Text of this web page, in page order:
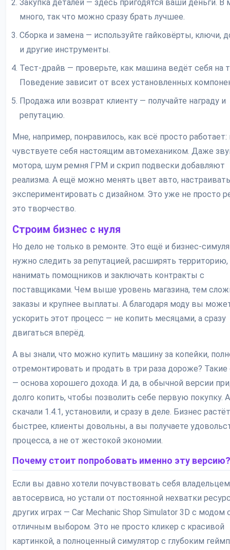
Закупка деталей — здесь пригодятся ваши деньги. В
много, так что можно сразу брать лучшее.
Сборка и замена — используйте гайковёрты, ключи,
и другие инструменты.
Тест-драйв — проверьте, как машина ведёт себя на
Поведение зависит от всех установленных
Продажа или возврат клиенту — получайте награду и
репутацию.
Мне, например, понравилось, как всё просто
чувствуете себя настоящим автомехаником. Даже
мотора, шум ремня ГРМ и скрип подвески добавляют
реализма. А ещё можно менять цвет авто,
экспериментировать с дизайном. Это уже не просто
это творчество.
Строим бизнес с нуля
Но дело не только в ремонте. Это ещё и бизнес-
нужно следить за репутацией, расширять территорию,
нанимать помощников и заключать контракты с
поставщиками. Чем выше уровень магазина, тем
заказы и крупнее выплаты. А благодаря моду вы
ускорить этот процесс — не копить месяцами, а сразу
двигаться вперёд.
А вы знали, что можно купить машину за копейки,
отремонтировать и продать в три раза дороже? Такие
— основа хорошего дохода. И да, в обычной версии
долго копить, чтобы позволить себе первую покупку.
скачали 1.4.1, установили, и сразу в деле. Бизнес растёт
быстрее, клиенты довольны, а вы получаете
процесса, а не от жестокой экономии.
Почему стоит попробовать именно эту версию?
Если вы давно хотели почувствовать себя владельцем
автосервиса, но устали от постоянной нехватки
других играх — Car Mechanic Shop Simulator 3D с модом
отличным выбором. Это не просто кликер с красивой
картинкой, а полноценный симулятор с глубоким